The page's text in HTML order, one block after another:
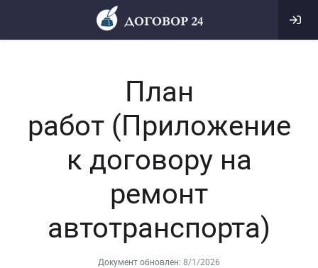
План
работ (Приложение
к договору на
ремонт
автотранспорта)
Документ обновлен: 8/1/2026